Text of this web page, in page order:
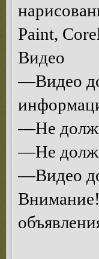
Paint,
Видео
—Видео
—Не
—Не
—Видео
Внимание!